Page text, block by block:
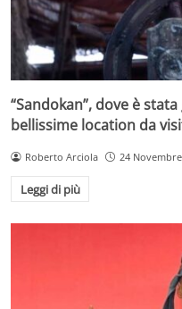
“Sandokan”, dove è
bellissime location da
Roberto Arciola 24
Leggi di più